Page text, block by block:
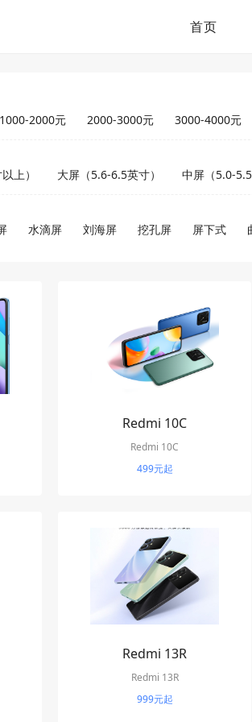
首页
1000-2000元 2000-3000元 3000-4000元
上） 大屏（5.6-6.5英寸） 中屏（5.0-5.5
水滴屏 刘海屏 挖孔屏 屏下式
Redmi 10C
Redmi 10C
499元起
Redmi 13R
Redmi 13R
999元起